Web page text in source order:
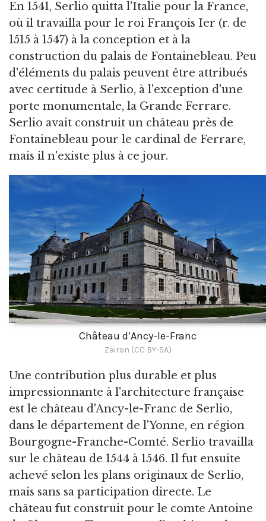
En 1541, Serlio quitta l'Italie pour la France,
où il travailla pour le roi François Ier (r. de
1515 à 1547) à la conception et à la
construction du palais de Fontainebleau. Peu
d'éléments du palais peuvent être attribués
avec certitude à Serlio, à l'exception d'une
porte monumentale, la Grande Ferrare.
Serlio avait construit un château près de
Fontainebleau pour le cardinal de Ferrare,
mais il n'existe plus à ce jour.
Château d’Ancy-le-Franc
Zairon (CC BY-SA)
Une contribution plus durable et plus
impressionnante à l'architecture française
est le château d'Ancy-le-Franc de Serlio,
dans le département de l'Yonne, en région
Bourgogne-Franche-Comté. Serlio travailla
sur le château de 1544 à 1546. Il fut ensuite
achevé selon les plans originaux de Serlio,
mais sans sa participation directe. Le
château fut construit pour le comte Antoine